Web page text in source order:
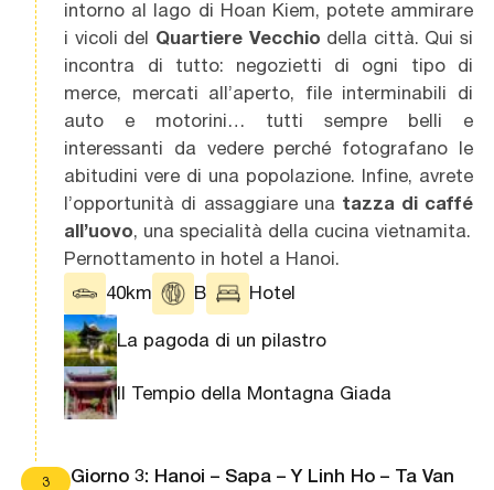
intorno al lago di Hoan Kiem, potete ammirare
i vicoli del Quartiere Vecchio della città. Qui si
incontra di tutto: negozietti di ogni tipo di
merce, mercati all’aperto, file interminabili di
auto e motorini… tutti sempre belli e
interessanti da vedere perché fotografano le
abitudini vere di una popolazione. Infine, avrete
l’opportunità di assaggiare una tazza di caffé
all’uovo, una specialità della cucina vietnamita.
Pernottamento in hotel a Hanoi.
40km
B Hotel
La pagoda di un pilastro
Il Tempio della Montagna Giada
3 Giorno 3: Hanoi – Sapa – Y Linh Ho – Ta Van